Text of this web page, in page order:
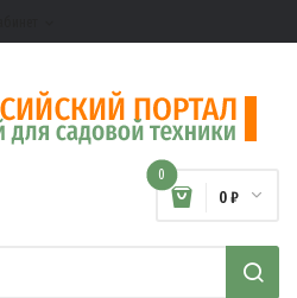
0
0 ₽